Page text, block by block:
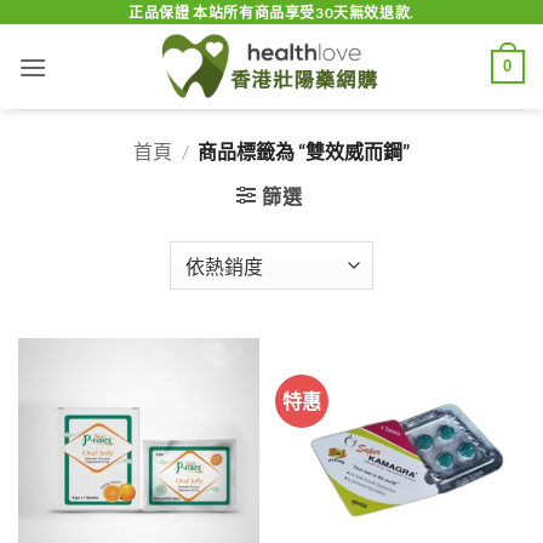
content
正品保證 本站所有商品享受30天無效退款.
0
首頁 / 商品標籤為 “雙效威而鋼”
篩選
特惠